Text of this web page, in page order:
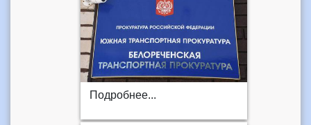
Подробнее...